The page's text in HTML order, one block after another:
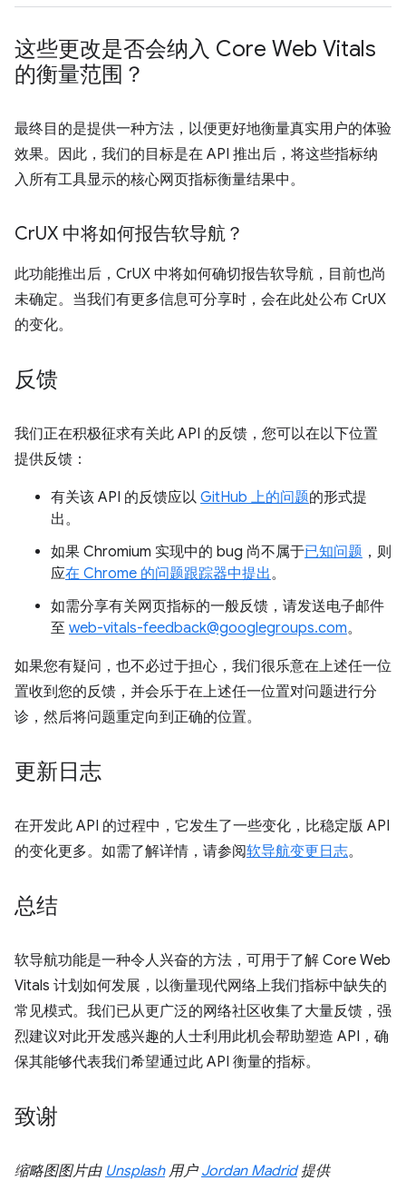
这些更改是否会纳入 Core Web Vitals
的衡量范围？
最终目的是提供一种方法，以便更好地衡量真实用户的体验
效果。因此，我们的目标是在 API 推出后，将这些指标纳
入所有工具显示的核心网页指标衡量结果中。
CrUX 中将如何报告软导航？
此功能推出后，CrUX 中将如何确切报告软导航，目前也尚
未确定。当我们有更多信息可分享时，会在此处公布 CrUX
的变化。
反馈
我们正在积极征求有关此 API 的反馈，您可以在以下位置
提供反馈：
有关该 API 的反馈应以 GitHub 上的问题的形式提
出。
如果 Chromium 实现中的 bug 尚不属于已知问题 ，则
应在 Chrome 的问题跟踪器中提出。
如需分享有关网页指标的一般反馈，请发送电子邮件
至 web-vitals-feedback@googlegroups.com。
如果您有疑问，也不必过于担心，我们很乐意在上述任一位
置收到您的反馈，并会乐于在上述任一位置对问题进行分
诊，然后将问题重定向到正确的位置。
更新日志
在开发此 API 的过程中，它发生了一些变化，比稳定版 API
的变化更多。如需了解详情，请参阅软导航变更日志。
总结
软导航功能是一种令人兴奋的方法，可用于了解 Core Web
Vitals 计划如何发展，以衡量现代网络上我们指标中缺失的
常见模式。我们已从更广泛的网络社区收集了大量反馈，强
烈建议对此开发感兴趣的人士利用此机会帮助塑造 API，确
保其能够代表我们希望通过此 API 衡量的指标。
致谢
缩略图图片由 Unsplash用户Jordan Madrid提供